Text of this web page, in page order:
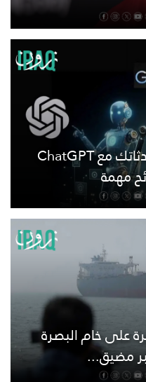
كيف تحمي خصوصية محادثاتك مع ChatGPT
على خام البصرة
مضيق...